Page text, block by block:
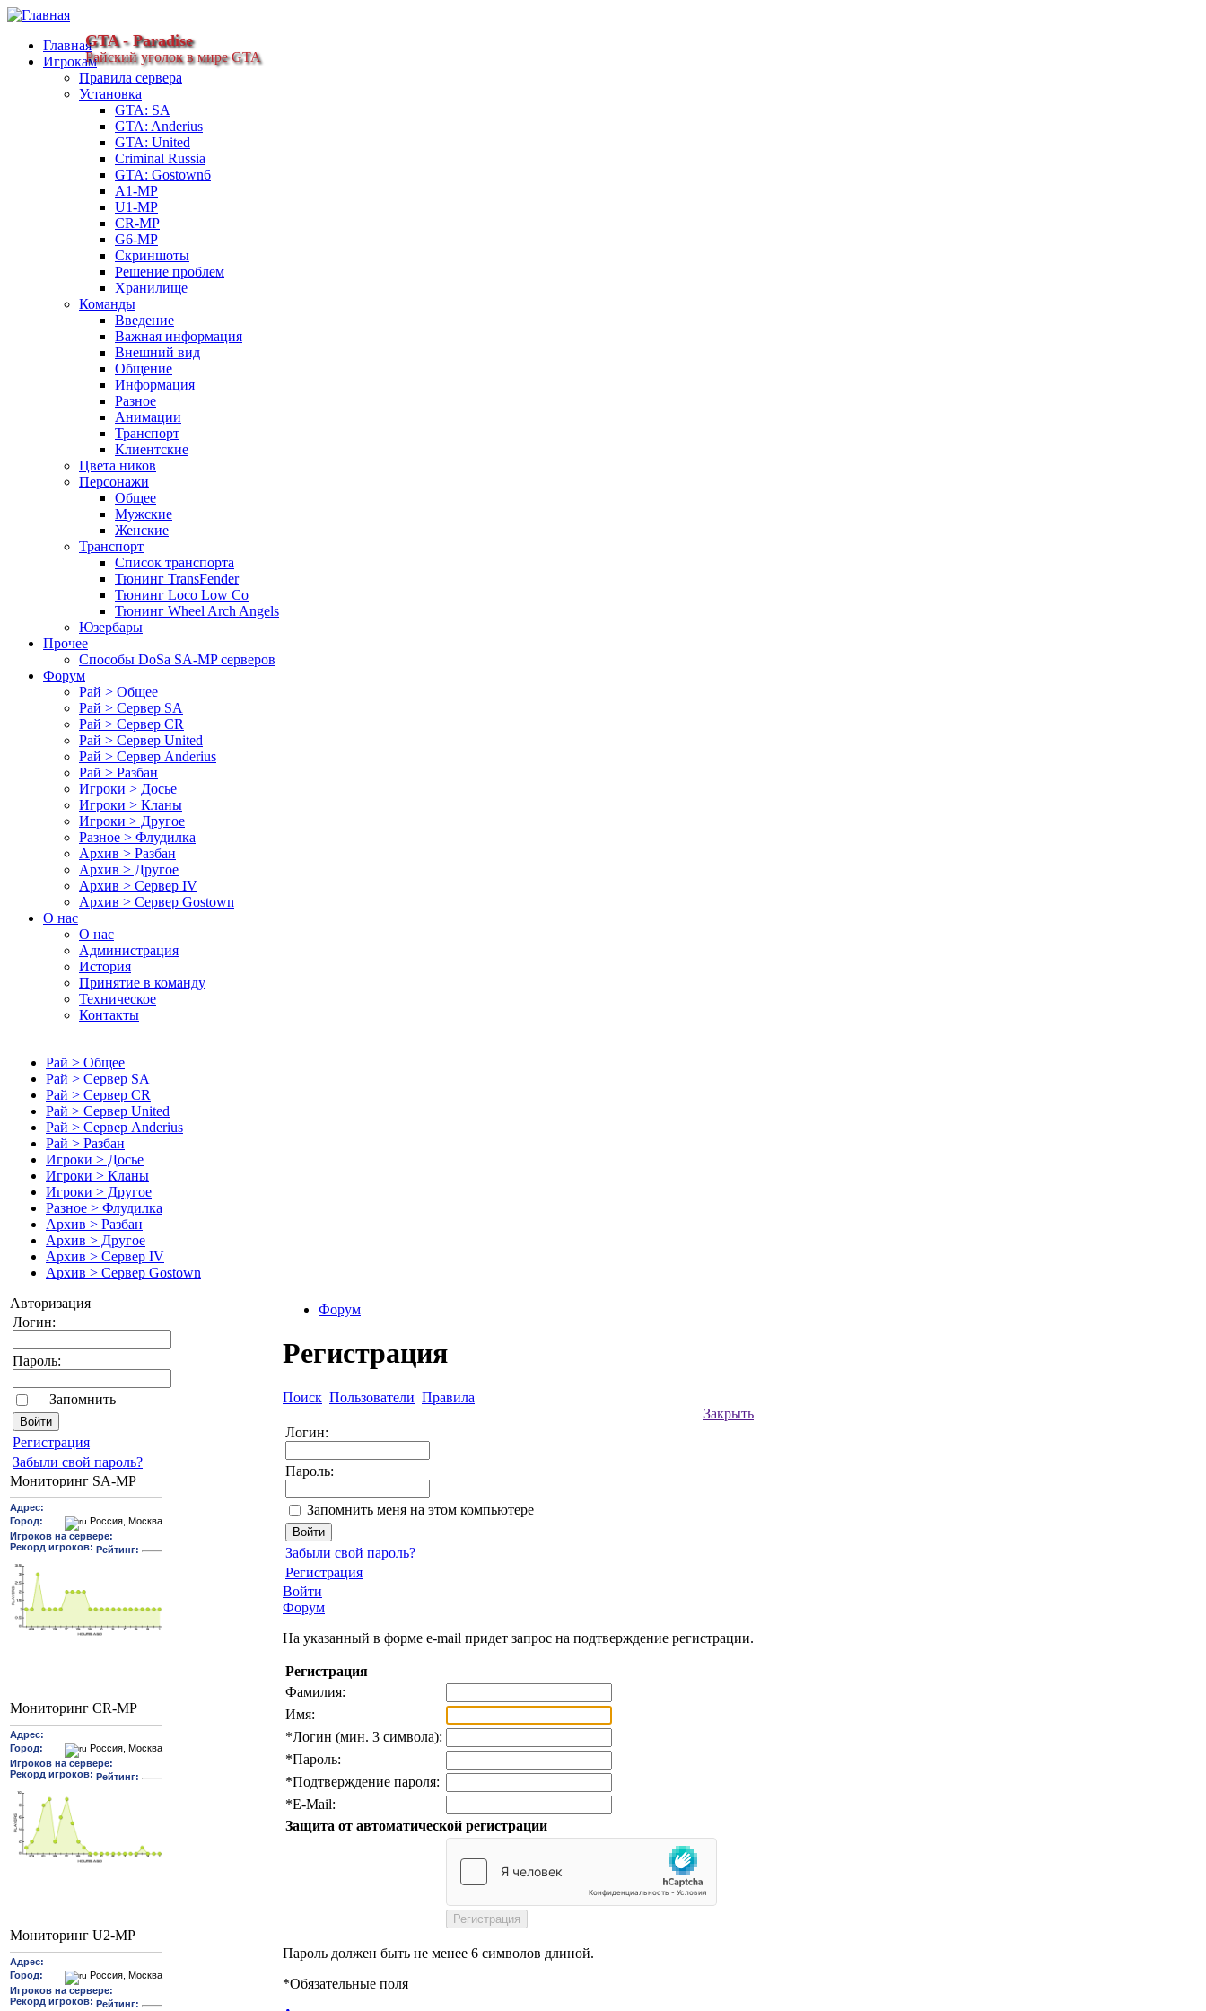
GTA - Paradise
Райский уголок в мире GTA
Главная
Игрокам
Правила сервера
Установка
GTA: SA
GTA: Anderius
GTA: United
Criminal Russia
GTA: Gostown6
A1-MP
U1-MP
CR-MP
G6-MP
Скриншоты
Решение проблем
Хранилище
Команды
Введение
Важная информация
Внешний вид
Общение
Информация
Разное
Анимации
Транспорт
Клиентские
Цвета ников
Персонажи
Общее
Мужские
Женские
Транспорт
Список транспорта
Тюнинг TransFender
Тюнинг Loco Low Co
Тюнинг Wheel Arch Angels
Юзербары
Прочее
Cпособы DoSа SA-MP серверов
Форум
Рай > Общее
Рай > Сервер SA
Рай > Сервер CR
Рай > Сервер United
Рай > Сервер Anderius
Рай > Разбан
Игроки > Досье
Игроки > Кланы
Игроки > Другое
Разное > Флудилка
Архив > Разбан
Архив > Другое
Архив > Сервер IV
Архив > Сервер Gostown
О нас
О нас
Администрация
История
Принятие в команду
Техническое
Контакты
Рай > Общее
Рай > Сервер SA
Рай > Сервер CR
Рай > Сервер United
Рай > Сервер Anderius
Рай > Разбан
Игроки > Досье
Игроки > Кланы
Игроки > Другое
Разное > Флудилка
Архив > Разбан
Архив > Другое
Архив > Сервер IV
Архив > Сервер Gostown
Авторизация
Логин:
Пароль:
Запомнить
Pегиcтрaция
Забыли свой пароль?
Мониторинг SA-MP
Мониторинг CR-MP
Мониторинг U2-MP
Форум
Регистрация
Поиск Пользователи Правила
Закрыть
Логин:
Пароль:
Запомнить меня на этом компьютере
Забыли свой пароль?
Регистрация
Войти
Форум
На указанный в форме e-mail придет запрос на подтверждение регистрации.
Регистрация
Фамилия:
Имя:
*Логин (мин. 3 символа):
*Пароль:
*Подтверждение пароля:
*E-Mail:
Защита от автоматической регистрации
Пароль должен быть не менее 6 символов длиной.
*Обязательные поля